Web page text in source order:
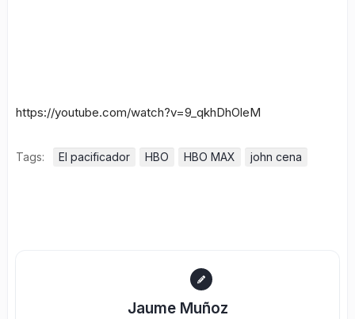
https://youtube.com/watch?v=9_qkhDhOleM
Tags: El pacificador HBO HBO MAX john cena
Jaume Muñoz